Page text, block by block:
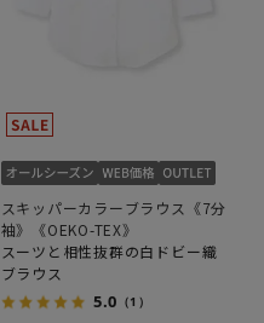
スキッパーカラーブラウス《7分
袖》《OEKO-TEX》
スーツと相性抜群の白ドビー織
ブラウス
5.0 （1）